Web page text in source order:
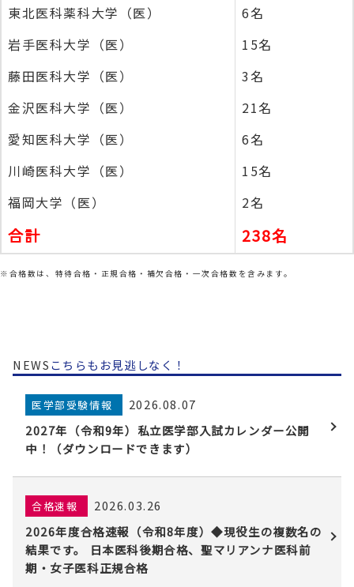
東北医科薬科大学（医）
6名
岩手医科大学（医）
15名
藤田医科大学（医）
3名
金沢医科大学（医）
21名
愛知医科大学（医）
6名
川崎医科大学（医）
15名
福岡大学（医）
2名
合計 238名
※合格数は、特待合格・正規合格・補欠合格・一次合格数を含みます。
NEWSこちらもお見逃しなく！
医学部受験情報
2026.08.07
2027年（令和9年）私立医学部入試カレンダー公開
中！（ダウンロードできます）
合格速報
2026.03.26
2026年度合格速報（令和8年度）◆現役生の複数名の
結果です。 日本医科後期合格、聖マリアンナ医科前
期・女子医科正規合格